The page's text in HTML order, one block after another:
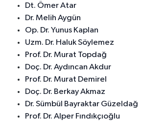
Dt. Ömer Atar
Dr. Melih Aygün
Op. Dr. Yunus Kaplan
Uzm. Dr. Haluk Söylemez
Prof. Dr. Murat Topdağ
Doç. Dr. Aydıncan Akdur
Prof. Dr. Murat Demirel
Doç. Dr. Berkay Akmaz
Dr. Sümbül Bayraktar Güzeldağ
Prof. Dr. Alper Fındıkçıoğlu